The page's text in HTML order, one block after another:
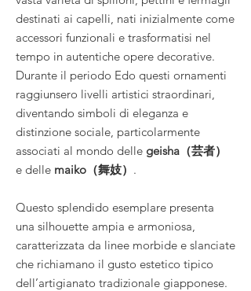
destinati ai capelli, nati inizialmente come
accessori funzionali e trasformatisi nel
tempo in autentiche opere decorative.
Durante il periodo Edo questi ornamenti
raggiunsero livelli artistici straordinari,
diventando simboli di eleganza e
distinzione sociale, particolarmente
associati al mondo delle geisha（芸者）
e delle maiko（舞妓） .
Questo splendido esemplare presenta
una silhouette ampia e armoniosa,
caratterizzata da linee morbide e slanciate
che richiamano il gusto estetico tipico
dell’artigianato tradizionale giapponese.